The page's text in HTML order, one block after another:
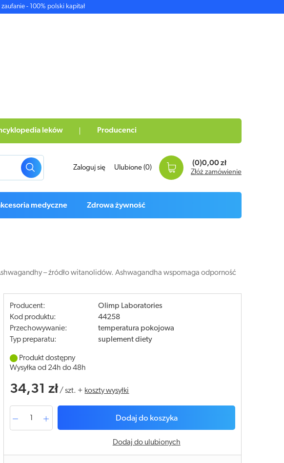
- 100% polski kapitał
leków Producenci
Zaloguj się Ulubione (0)
(0)0,00 zł
Złóż zamówienie
medyczne Zdrowa żywność
– źródło witanolidów. Ashwagandha wspomaga odporność
Producent:
Olimp Laboratories
Kod produktu:
44258
Przechowywanie:
temperatura pokojowa
Typ preparatu:
suplement diety
Produkt dostępny
Wysyłka od 24h do 48h
34,31 zł /szt. + koszty wysyłki
Dodaj do koszyka
Dodaj do ulubionych